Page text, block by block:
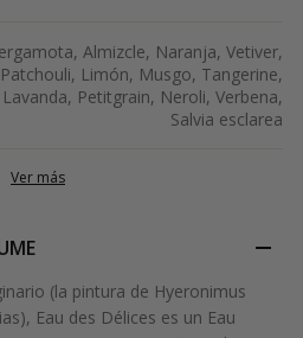
Almizcle, Naranja, Vetiver,
Patchouli, Limón, Musgo, Tangerine,
Lavanda, Petitgrain, Neroli, Verbena,
Salvia esclarea
Ver más
(la pintura de Hyeronimus
Eau des Délices es un Eau